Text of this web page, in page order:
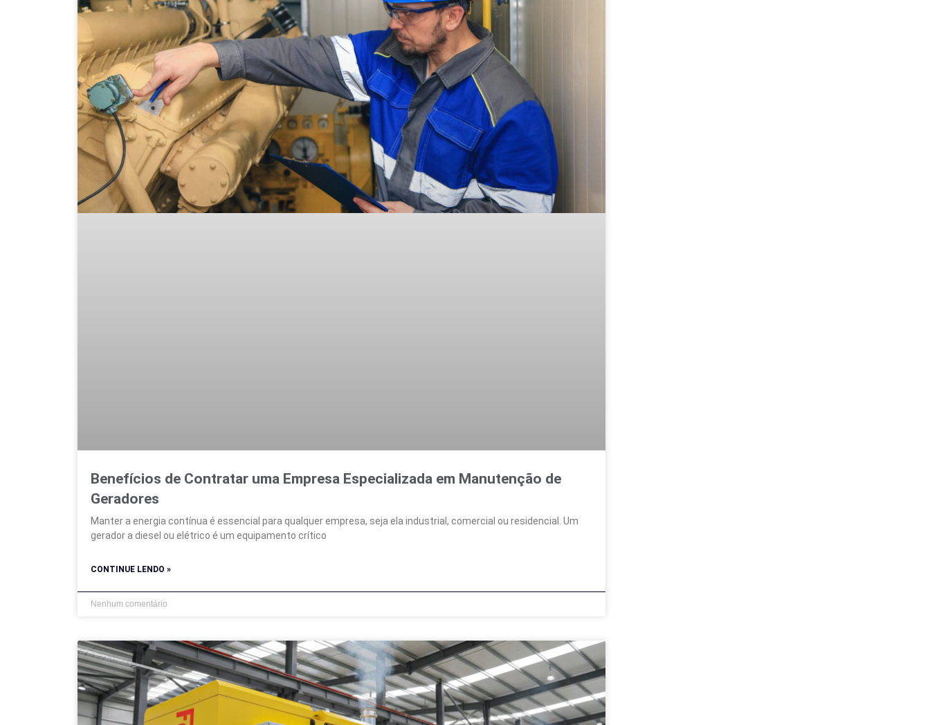
Benefícios de Contratar uma Empresa Especializada em Manutenção de
Geradores
Manter a energia contínua é essencial para qualquer empresa, seja ela industrial, comercial ou residencial. Um
gerador a diesel ou elétrico é um equipamento crítico
CONTINUE LENDO »
Nenhum comentário